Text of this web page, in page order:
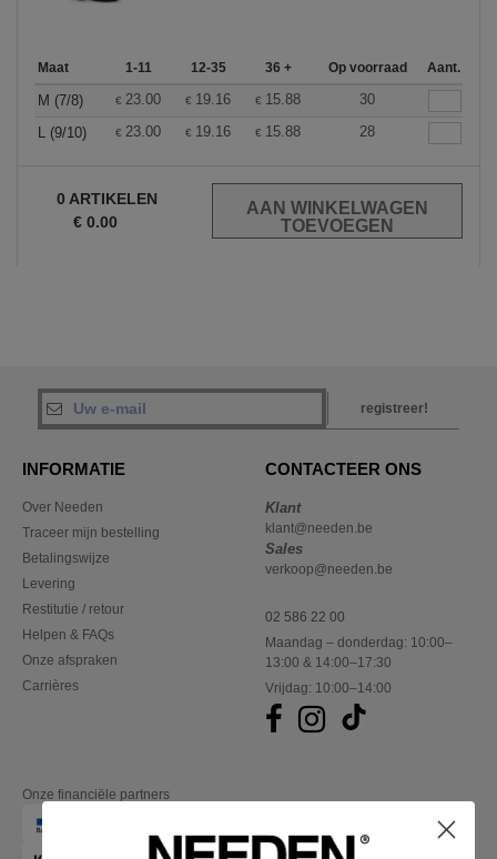
Maat 1-11 12-35 36 + Op voorraad Aant.
M (7/8) € 23.00 € 19.16 € 15.88
30
L (9/10)
€ 23.00 € 19.16 € 15.88 28
0 ARTIKELEN
€ 0.00
registreer!
INFORMATIE
Over Needen
Traceer mijn bestelling
Betalingswijze
Levering
Restitutie / retour
Helpen & FAQs
Onze afspraken
Carrières
CONTACTEER ONS
Klant
klant@needen.be
Sales
verkoop@needen.be
02 586 22 00
Maandag – donderdag: 10:00–
13:00 & 14:00–17:30
Vrijdag: 10:00–14:00
Onze financiële partners